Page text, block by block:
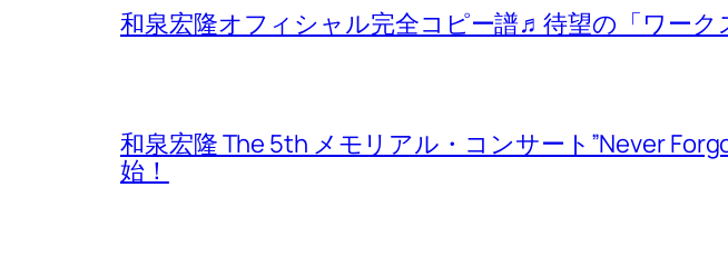
和泉宏隆オフィシャル完全コピー譜♬待望の「ワーク
和泉宏隆 The 5th メモリアル・コンサート”Never
始！